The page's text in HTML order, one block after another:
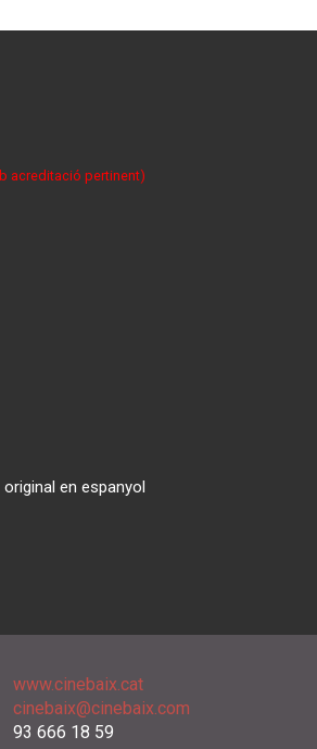
acreditació pertinent)
en espanyol
www.cinebaix.cat
cinebaix@cinebaix.com
93 666 18 59